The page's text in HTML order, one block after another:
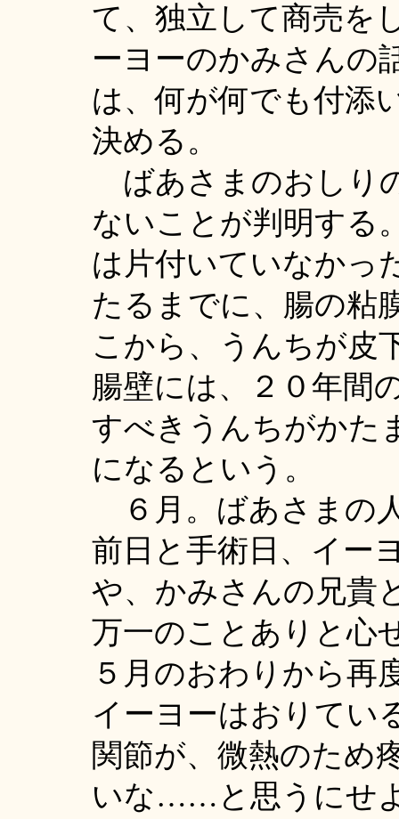
て、独立して商売を
ーヨーのかみさんの
は、何が何でも付添
決める。
ばあさまのおしり
ないことが判明する
は片付いていなかっ
たるまでに、腸の粘
こから、うんちが皮
腸壁には、２０年間
すべきうんちがかた
になるという。
６月。ばあさまの
前日と手術日、イー
や、かみさんの兄貴
万一のことありと
５月のおわりから再
イーヨーはおりてい
関節が、微熱のため
いな……と思うにせ